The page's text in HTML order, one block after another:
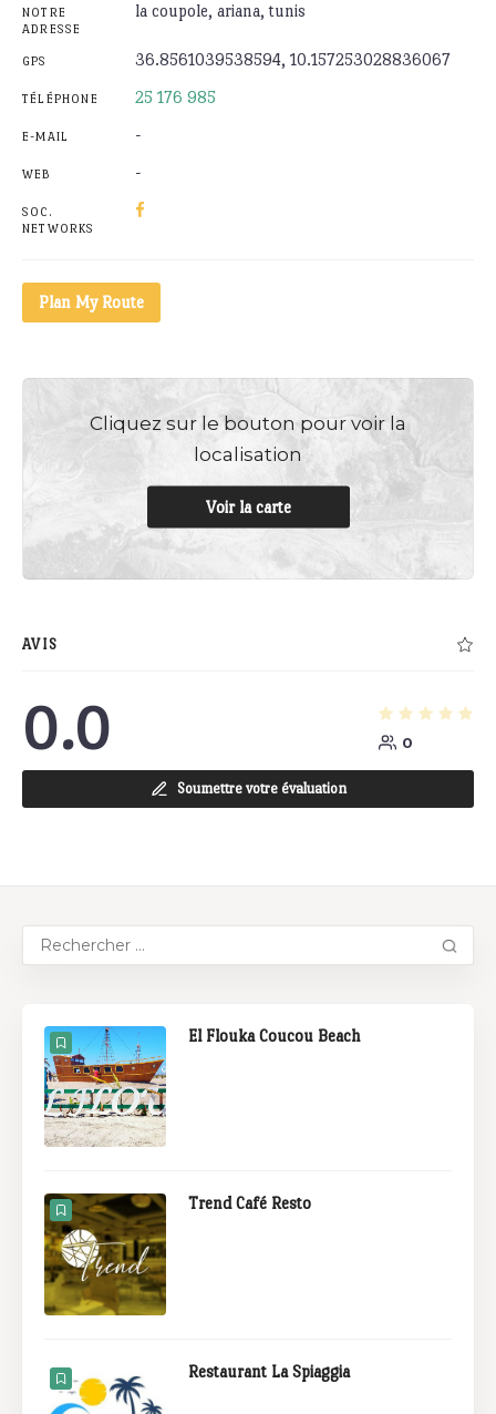
NOTRE
ADRESSE
la coupole, ariana, tunis
GPS 36.8561039538594, 10.157253028836067
TÉLÉPHONE 25 176 985
E-MAIL -
WEB -
SOC.
NETWORKS
Plan My Route
Cliquez sur le bouton pour voir la
localisation
Voir la carte
AVIS
0.0 0
Soumettre votre évaluation
El Flouka Coucou Beach
Trend Café Resto
Restaurant La Spiaggia